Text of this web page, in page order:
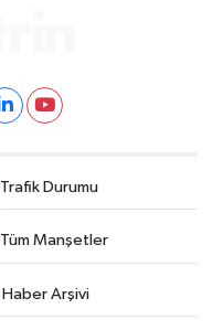
Trafik Durumu
Tüm Manşetler
Haber Arşivi